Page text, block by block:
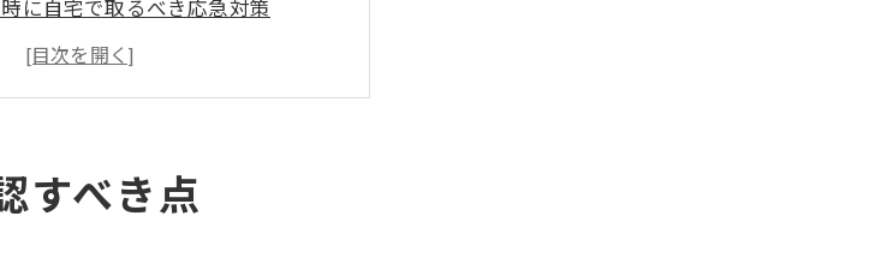
に自宅で取るべき応急対策
確保のための雨漏り確認ポイント
び込み業者には要注意
解決する業者選びの極意
漏り修理業者の見分け方
すべき点